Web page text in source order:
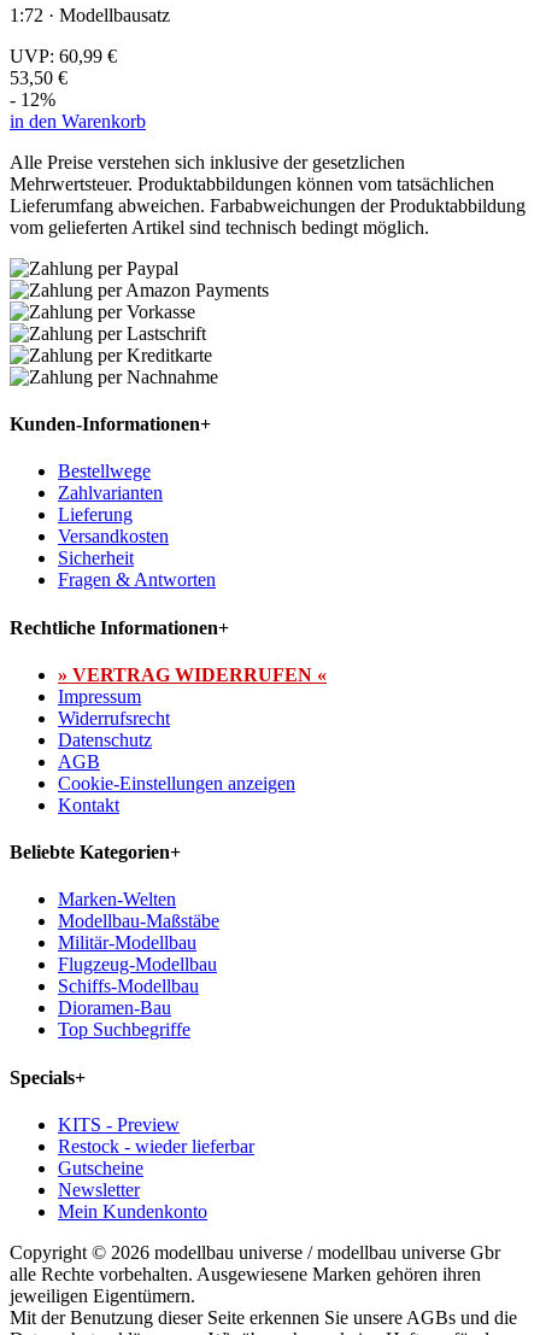
1:72 · Modellbausatz
UVP: 60,99 €
53,50 €
- 12%
in den Warenkorb
Alle Preise verstehen sich inklusive der gesetzlichen
Mehrwertsteuer. Produktabbildungen können vom tatsächlichen
Lieferumfang abweichen. Farbabweichungen der Produktabbildung
vom gelieferten Artikel sind technisch bedingt möglich.
Kunden-Informationen+
Bestellwege
Zahlvarianten
Lieferung
Versandkosten
Sicherheit
Fragen & Antworten
Rechtliche Informationen+
» VERTRAG WIDERRUFEN «
Impressum
Widerrufsrecht
Datenschutz
AGB
Cookie-Einstellungen anzeigen
Kontakt
Beliebte Kategorien+
Marken-Welten
Modellbau-Maßstäbe
Militär-Modellbau
Flugzeug-Modellbau
Schiffs-Modellbau
Dioramen-Bau
Top Suchbegriffe
Specials+
KITS - Preview
Restock - wieder lieferbar
Gutscheine
Newsletter
Mein Kundenkonto
Copyright © 2026 modellbau universe / modellbau universe Gbr
alle Rechte vorbehalten. Ausgewiesene Marken gehören ihren
jeweiligen Eigentümern.
Mit der Benutzung dieser Seite erkennen Sie unsere AGBs und die